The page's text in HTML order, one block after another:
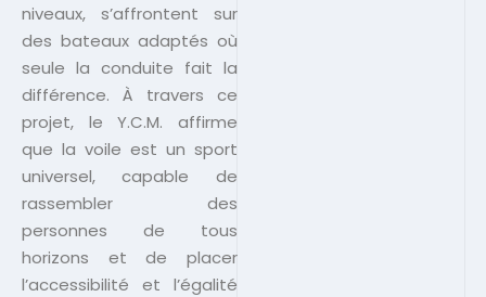
niveaux, s’affrontent sur
des bateaux adaptés où
seule la conduite fait la
différence. À travers ce
projet, le Y.C.M. affirme
que la voile est un sport
universel, capable de
rassembler des
personnes de tous
horizons et de placer
l’accessibilité et l’égalité